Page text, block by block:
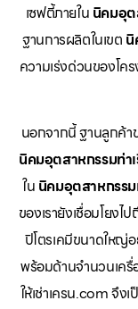
เซฟตี้ภายใน นิคมอุ
ฐานการผลิตในเขต นิ
ความเร่งด่วนของโค
นอกจากนี้ ฐานลูกค้า
นิคมอุตสาหกรรมท่า
ใน นิคมอุตสาหกรร
ของเรายังเชื่อมโยงไป
ปิโตรเคมีขนาดใหญ่
พร้อมด้านจำนวนเค
ให้เช่าเครน.com จึง